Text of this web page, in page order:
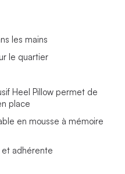
les mains
le quartier
Heel Pillow permet de
place
en mousse à mémoire
adhérente